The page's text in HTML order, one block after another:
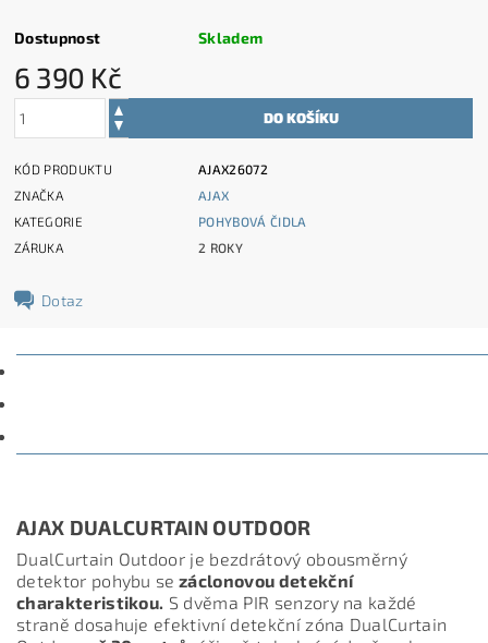
Dostupnost Skladem
6 390 Kč
KÓD PRODUKTU
AJAX26072
ZNAČKA
AJAX
KATEGORIE
POHYBOVÁ ČIDLA
ZÁRUKA
2 ROKY
Dotaz
AJAX DUALCURTAIN OUTDOOR
DualCurtain Outdoor je bezdrátový obousměrný
detektor pohybu se záclonovou detekční
charakteristikou. S dvěma PIR senzory na každé
straně dosahuje efektivní detekční zóna DualCurtain